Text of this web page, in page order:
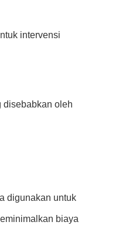
intervensi
disebabkan oleh
digunakan untuk
biaya